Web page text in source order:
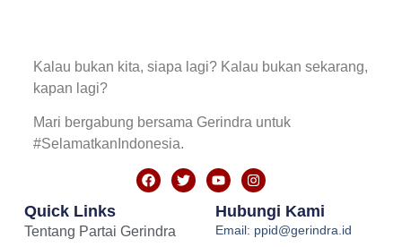
Kalau bukan kita, siapa lagi? Kalau bukan sekarang,
kapan lagi?
Mari bergabung bersama Gerindra untuk
#SelamatkanIndonesia.
Quick Links
Tentang Partai Gerindra
Hubungi Kami
Email: ppid@gerindra.id